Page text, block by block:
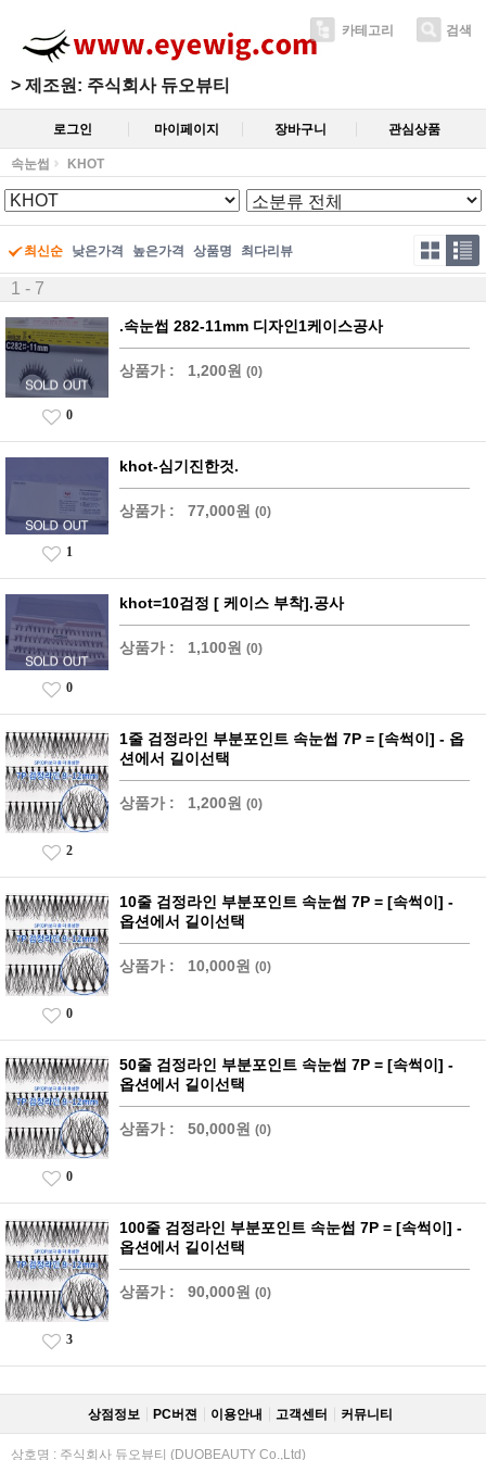
> 제조원: 주식회사 듀오뷰티
카테고리 검색
로그인 마이페이지 장바구니 관심상품
속눈썹 KHOT
최신순 낮은가격 높은가격 상품명 최다리뷰
1 - 7
.속눈썹 282-11mm 디자인1케이스공사
상품가 : 1,200원 (0)
0
khot-심기진한것.
상품가 : 77,000원 (0)
1
khot=10검정 [ 케이스 부착].공사
상품가 : 1,100원 (0)
0
1줄 검정라인 부분포인트 속눈썹 7P = [속썩이] - 옵
션에서 길이선택
상품가 : 1,200원 (0)
2
10줄 검정라인 부분포인트 속눈썹 7P = [속썩이] -
옵션에서 길이선택
상품가 : 10,000원 (0)
0
50줄 검정라인 부분포인트 속눈썹 7P = [속썩이] -
옵션에서 길이선택
상품가 : 50,000원 (0)
0
100줄 검정라인 부분포인트 속눈썹 7P = [속썩이] -
옵션에서 길이선택
상품가 : 90,000원 (0)
3
상점정보 PC버젼 이용안내 고객센터 커뮤니티
상호명 : 주식회사 듀오뷰티 (DUOBEAUTY Co.,Ltd)